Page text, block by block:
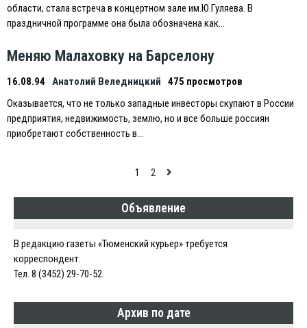
области, стала встреча в концертном зале им.Ю.Гуляева. В
праздничной программе она была обозначена как…
Меняю Малаховку на Барселону
16.08.94 Анатолий Веледницкий
475 просмотров
Оказывается, что не только западные инвесторы скупают в России
предприятия, недвижимость, землю, но и все больше россиян
приобретают собственность в…
по
записям
1 2
Объявление
В редакцию газеты «Тюменский курьер» требуется
корреспондент.
Тел. 8 (3452) 29-70-52.
Архив по дате